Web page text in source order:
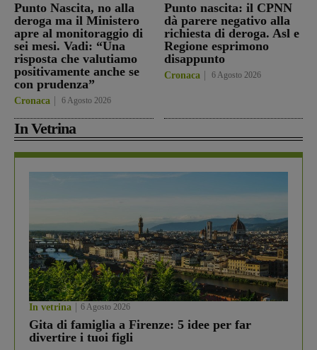
Punto Nascita, no alla
deroga ma il Ministero
apre al monitoraggio di
sei mesi. Vadi: “Una
risposta che valutiamo
positivamente anche se
con prudenza”
Cronaca 6 Agosto 2026
Punto nascita: il CPNN
dà parere negativo alla
richiesta di deroga. Asl e
Regione esprimono
disappunto
Cronaca 6 Agosto 2026
In Vetrina
In vetrina 6 Agosto 2026
Gita di famiglia a Firenze: 5 idee per far
divertire i tuoi figli